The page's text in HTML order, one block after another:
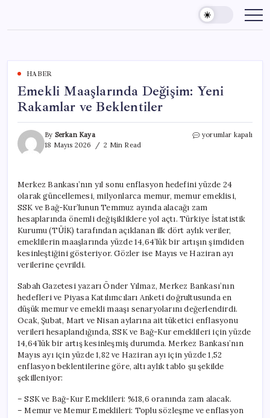
content
HABER
Emekli Maaşlarında Değişim: Yeni
Rakamlar ve Beklentiler
By Serkan Kaya
18 Mayıs 2026
2 Min Read
Emekli
ve
Beklentiler
için
yorumlar kapalı
Merkez Bankası’nın yıl sonu enflasyon hedefini yüzde 24
olarak güncellemesi, milyonlarca memur, memur emeklisi,
SSK ve Bağ-Kur’lunun Temmuz ayında alacağı zam
hesaplarında önemli değişikliklere yol açtı. Türkiye İstatistik
Kurumu (TÜİK) tarafından açıklanan ilk dört aylık veriler,
emeklilerin maaşlarında yüzde 14,64’lük bir artışın şimdiden
kesinleştiğini gösteriyor. Gözler ise Mayıs ve Haziran ayı
verilerine çevrildi.
Sabah Gazetesi yazarı Önder Yılmaz, Merkez Bankası’nın
hedefleri ve Piyasa Katılımcıları Anketi doğrultusunda en
düşük memur ve emekli maaşı senaryolarını değerlendirdi.
Ocak, Şubat, Mart ve Nisan aylarına ait tüketici enflasyonu
verileri hesaplandığında, SSK ve Bağ-Kur emeklileri için yüzde
14,64’lük bir artış kesinleşmiş durumda. Merkez Bankası’nın
Mayıs ayı için yüzde 1,82 ve Haziran ayı için yüzde 1,52
enflasyon beklentilerine göre, altı aylık tablo şu şekilde
şekilleniyor:
– SSK ve Bağ-Kur Emeklileri: %18,6 oranında zam alacak.
– Memur ve Memur Emeklileri: Toplu sözleşme ve enflasyon